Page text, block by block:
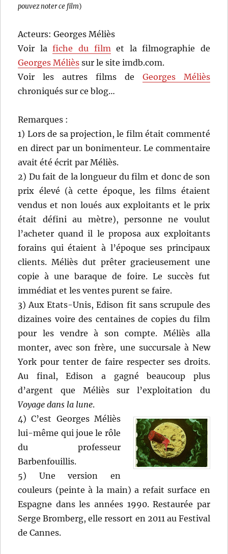
pouvez noter ce film)
Acteurs: Georges Méliès
Voir lafiche du filmet la filmographie de
Georges Méliès sur le site imdb.com.
Voir les autres films de Georges Méliès
chroniqués sur ce blog…
Remarques :
1) Lors de sa projection, le film était commenté
en direct par un bonimenteur. Le commentaire
avait été écrit par Méliès.
2) Du fait de la longueur du film et donc de son
prix élevé (à cette époque, les films étaient
vendus et non loués aux exploitants et le prix
était défini au mètre), personne ne voulut
l’acheter quand il le proposa aux exploitants
forains qui étaient à l’époque ses principaux
clients. Méliès dut prêter gracieusement une
copie à une baraque de foire. Le succès fut
immédiat et les ventes purent se faire.
3) Aux Etats-Unis, Edison fit sans scrupule des
dizaines voire des centaines de copies du film
pour les vendre à son compte. Méliès alla
monter, avec son frère, une succursale à New
York pour tenter de faire respecter ses droits.
Au final, Edison a gagné beaucoup plus
d’argent que Méliès sur l’exploitation du
Voyage dans la lune.
4) C’est Georges Méliès
lui-même qui joue le rôle
du professeur
Barbenfouillis.
5) Une version en
couleurs (peinte à la main) a refait surface en
Espagne dans les années 1990. Restaurée par
Serge Bromberg, elle ressort en 2011 au Festival
de Cannes.